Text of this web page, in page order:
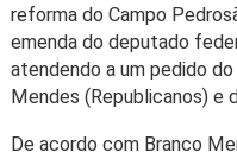
reforma do Campo
emenda do deputado
atendendo a um pedido
Mendes (Republicanos) e
De acordo com Branco